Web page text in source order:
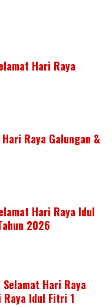
Hari Raya
Raya Galungan &
Hari Raya Idul
2026
Hari Raya
Raya Idul Fitri 1